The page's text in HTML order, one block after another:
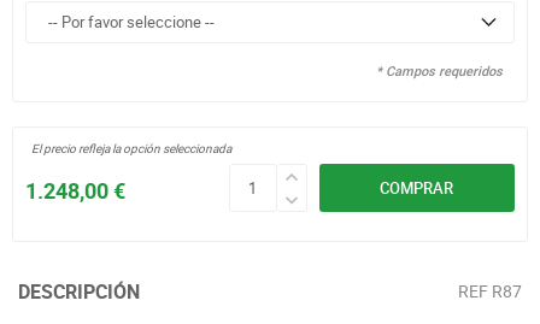
* Campos requeridos
COMPRAR
1.248,00 €
El precio refleja la opción seleccionada
DESCRIPCIÓN REF R87